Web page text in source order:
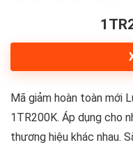
Mã giảm hoàn toàn mới
1TR200K. Áp dụng cho
thương hiệu khác nhau.